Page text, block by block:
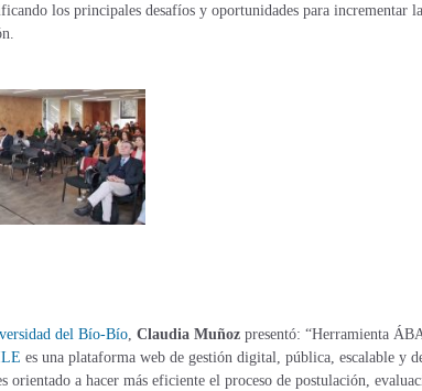
los principales desafíos y oportunidades para incrementar la
del Bío-Bío, Claudia Muñoz presentó: “Herramienta
es una plataforma web de gestión digital, pública, escalable y
orientado a hacer más eficiente el proceso de postulación,